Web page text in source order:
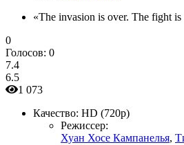
«The invasion is over. The fight is
0
Голосов: 0
7.4
6.5
1 073
Качество: HD (720p)
Режиссер:
Хуан Хосе Кампанелья,